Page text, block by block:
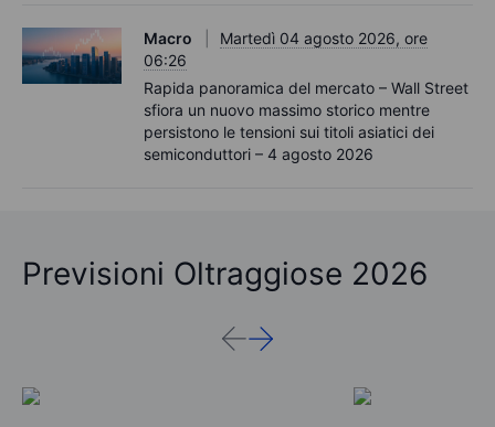
Macro
Martedì 04 agosto 2026, ore
06:26
Rapida panoramica del mercato – Wall Street
sfiora un nuovo massimo storico mentre
persistono le tensioni sui titoli asiatici dei
semiconduttori – 4 agosto 2026
Previsioni Oltraggiose 2026